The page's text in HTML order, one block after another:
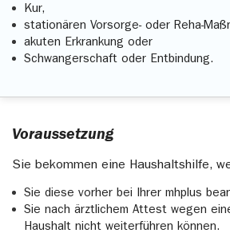
Kur,
stationären Vorsorge- oder Reha-
akuten Erkrankung oder
Schwangerschaft oder Entbindung.
Voraussetzung
Sie bekommen eine Haushaltshilfe,
Sie diese vorher bei Ihrer mhplus
Sie nach ärztlichem Attest wegen
Haushalt nicht weiterführen können.